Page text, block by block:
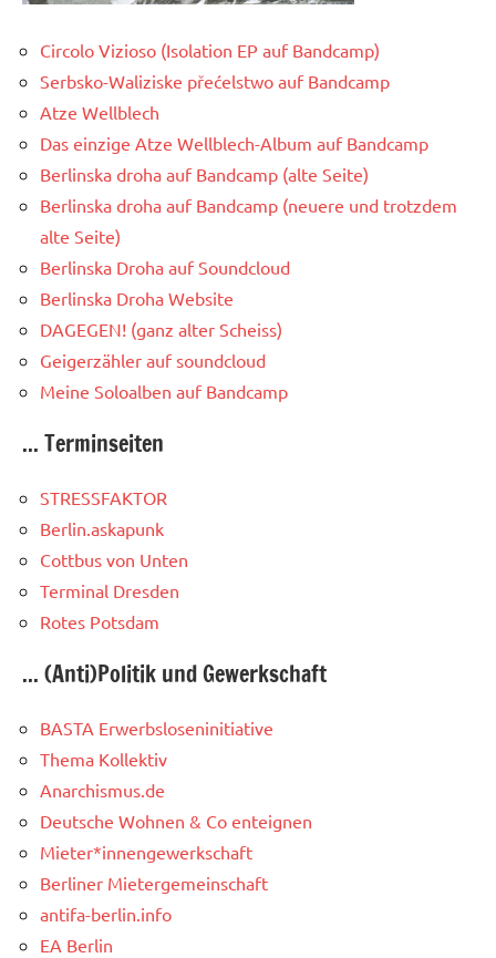
Circolo Vizioso (Isolation EP auf Bandcamp)
Serbsko-Waliziske přećelstwo auf Bandcamp
Atze Wellblech
Das einzige Atze Wellblech-Album auf Bandcamp
Berlinska droha auf Bandcamp (alte Seite)
Berlinska droha auf Bandcamp (neuere und trotzdem
alte Seite)
Berlinska Droha auf Soundcloud
Berlinska Droha Website
DAGEGEN! (ganz alter Scheiss)
Geigerzähler auf soundcloud
Meine Soloalben auf Bandcamp
... Terminseiten
STRESSFAKTOR
Berlin.askapunk
Cottbus von Unten
Terminal Dresden
Rotes Potsdam
... (Anti)Politik und Gewerkschaft
BASTA Erwerbsloseninitiative
Thema Kollektiv
Anarchismus.de
Deutsche Wohnen & Co enteignen
Mieter*innengewerkschaft
Berliner Mietergemeinschaft
antifa-berlin.info
EA Berlin